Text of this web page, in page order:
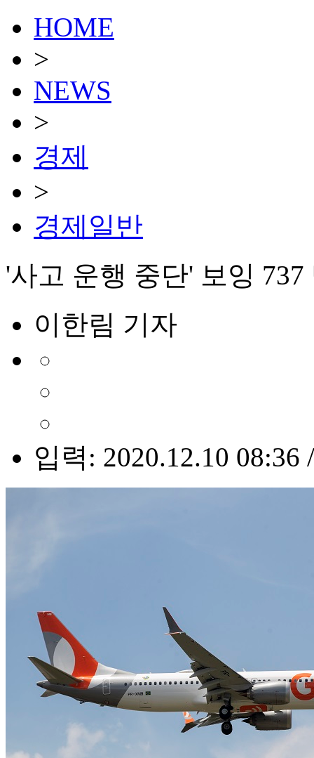
HOME
>
NEWS
>
경제
>
경제일반
'사고 운행 중단' 보잉
이한림 기자
입력: 2020.12.10 08:36